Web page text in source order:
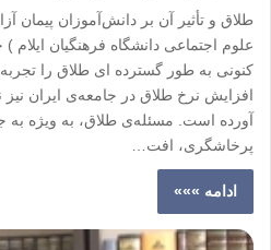
طلاق و تأثیر آن بر دانش‌آموزان پیمان
علوم اجتماعی دانشگاه فرهنگیان ایلام )
کنونی به طور گسترده ای طلاق را تجربه
افزایش نرخ طلاق در جامعه‌ی ایران نیز
آورده است. مسئله‌ی طلاق، به ویژه به
پرخاشگری، افت…
ادامه »»»